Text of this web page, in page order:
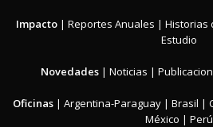
Impacto | Reportes Anuales | Historias
Estudio
Novedades| Noticias |
Oficinas | Argentina-Paraguay | Brasil |
México | Perú